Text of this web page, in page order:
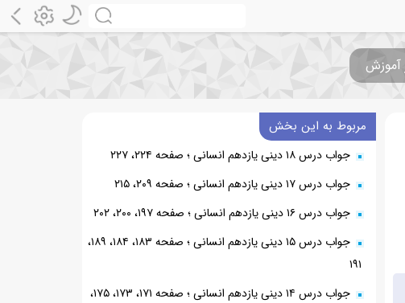
مربوط به این بخش
جواب درس ۱۸ دینی یازدهم انسانی ؛ صفحه ۲۲۴، ۲۲۷
جواب درس ۱۷ دینی یازدهم انسانی ؛ صفحه ۲۰۹، ۲۱۵
جواب درس ۱۶ دینی یازدهم انسانی ؛ صفحه ۱۹۷، ۲۰۰، ۲۰۲
جواب درس ۱۵ دینی یازدهم انسانی ؛ صفحه ۱۸۳، ۱۸۴، ۱۸۹،
۱۹۱
جواب درس ۱۴ دینی یازدهم انسانی ؛ صفحه ۱۷۱، ۱۷۳، ۱۷۵،